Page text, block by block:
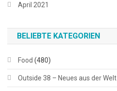
April 2021
BELIEBTE KATEGORIEN
Food (480)
Outside 38 – Neues aus der Welt